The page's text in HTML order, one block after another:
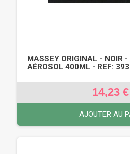
MASSEY ORIGINAL - NOIR
AÉROSOL 400ML - REF:
14,23 €
AJOUTER AU